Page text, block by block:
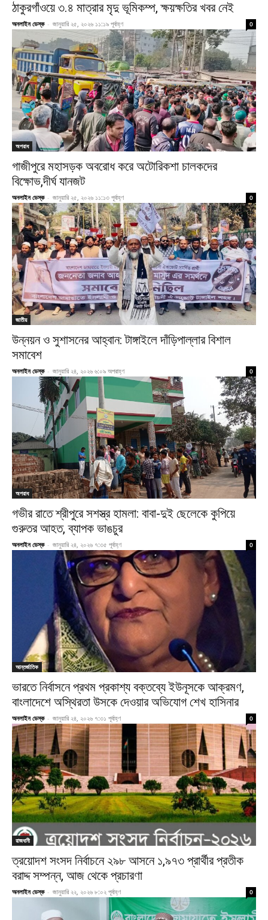
ঠাকুরগাঁওয়ে ৩.৪ মাত্রার মৃদু ভূমিকম্প, ক্ষয়ক্ষতির খবর নেই
অনলাইন ডেস্ক - জানুয়ারি ২৫, ২০২৬ ১১:১৯ পূর্বাহ্ণ 0
অপরাধ
গাজীপুরে মহাসড়ক অবরোধ করে অটোরিকশা চালকদের
বিক্ষোভ,দীর্ঘ যানজট
অনলাইন ডেস্ক - জানুয়ারি ২৫, ২০২৬ ১১:১৩ পূর্বাহ্ণ 0
জাতীয়
উন্নয়ন ও সুশাসনের আহ্বান: টাঙ্গাইলে দাঁড়িপাল্লার বিশাল
সমাবেশ
অনলাইন ডেস্ক - জানুয়ারি ২৪, ২০২৬ ৬:০৯ অপরাহ্ণ 0
অপরাধ
গভীর রাতে শ্রীপুরে সশস্ত্র হামলা: বাবা-দুই ছেলেকে কুপিয়ে
গুরুতর আহত, ব্যাপক ভাঙচুর
অনলাইন ডেস্ক - জানুয়ারি ২৪, ২০২৬ ৭:৩৫ পূর্বাহ্ণ 0
আন্তর্জাতিক
ভারতে নির্বাসনে প্রথম প্রকাশ্য বক্তব্যে ইউনূসকে আক্রমণ,
বাংলাদেশে অস্থিরতা উসকে দেওয়ার অভিযোগ শেখ হাসিনার
অনলাইন ডেস্ক - জানুয়ারি ২৪, ২০২৬ ৭:৩১ পূর্বাহ্ণ 0
রাজধানী
ত্রয়োদশ সংসদ নির্বাচনে ২৯৮ আসনে ১,৯৭৩ প্রার্থীর প্রতীক
বরাদ্দ সম্পন্ন, আজ থেকে প্রচারণা
অনলাইন ডেস্ক - জানুয়ারি ২২, ২০২৬ ৮:০২ পূর্বাহ্ণ 0